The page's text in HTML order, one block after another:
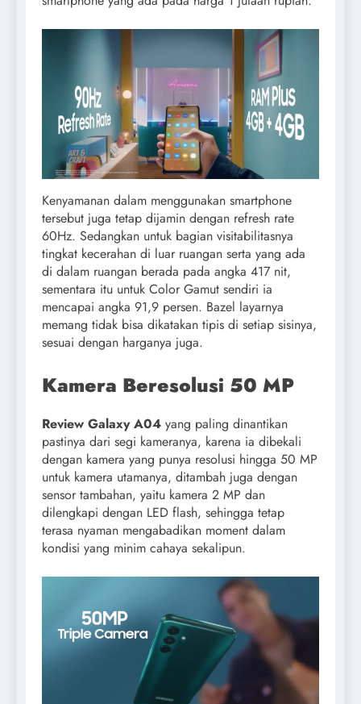
Kenyamanan dalam menggunakan smartphone
tersebut juga tetap dijamin dengan refresh rate
60Hz. Sedangkan untuk bagian visitabilitasnya
tingkat kecerahan di luar ruangan serta yang ada
di dalam ruangan berada pada angka 417 nit,
sementara itu untuk Color Gamut sendiri ia
mencapai angka 91,9 persen. Bazel layarnya
memang tidak bisa dikatakan tipis di setiap sisinya,
sesuai dengan harganya juga.
Kamera Beresolusi 50 MP
Review Galaxy A04 yang paling dinantikan
pastinya dari segi kameranya, karena ia dibekali
dengan kamera yang punya resolusi hingga 50 MP
untuk kamera utamanya, ditambah juga dengan
sensor tambahan, yaitu kamera 2 MP dan
dilengkapi dengan LED flash, sehingga tetap
terasa nyaman mengabadikan moment dalam
kondisi yang minim cahaya sekalipun.